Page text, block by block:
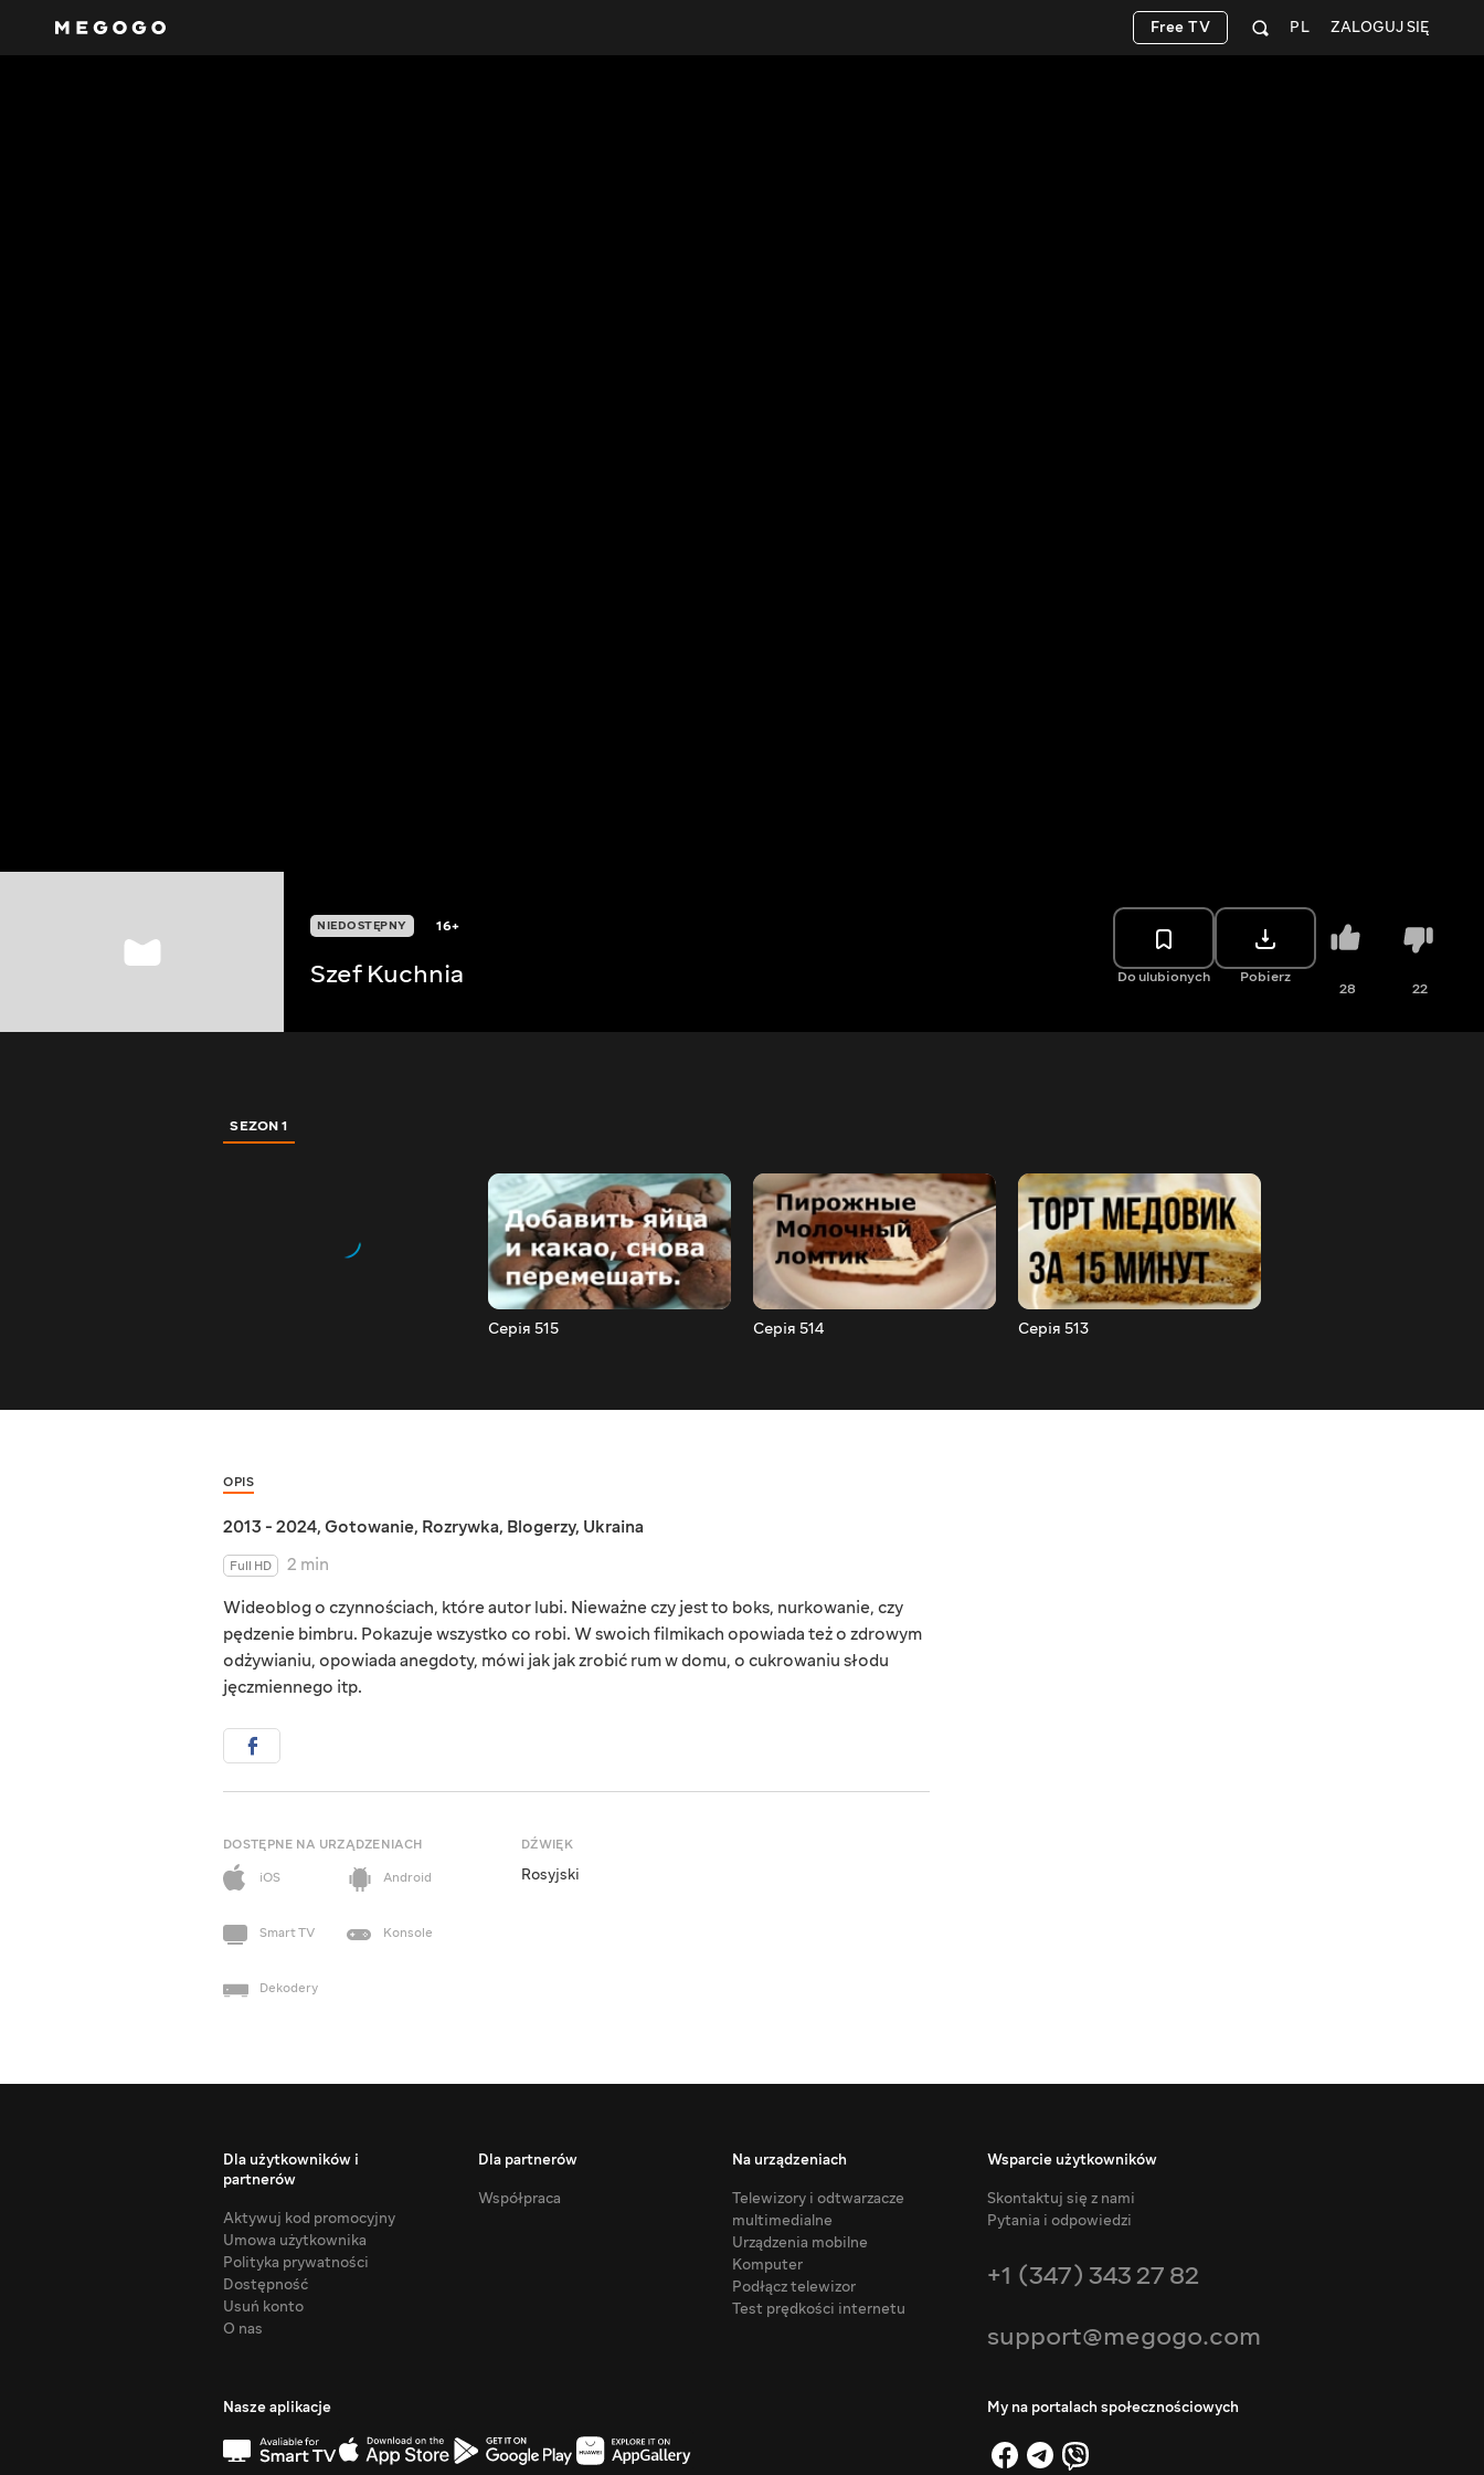
ZALOGUJ SIĘ
PL
Free TV
NIEDOSTĘPNY 16+
Szef Kuchnia Do ulubionych Pobierz
28 22
SEZON 1
Серія 515 Серія 514 Серія 513
OPIS
2013 - 2024, Gotowanie, Rozrywka, Blogerzy, Ukraina
Full HD
2 min
Wideoblog o czynnościach, które autor lubi. Nieważne czy jest to boks, nurkowanie, czy
pędzenie bimbru. Pokazuje wszystko co robi. W swoich filmikach opowiada też o zdrowym
odżywianiu, opowiada anegdoty, mówi jak jak zrobić rum w domu, o cukrowaniu słodu
jęczmiennego itp.
DOSTĘPNE NA URZĄDZENIACH
iOS
Android
Smart TV Konsole
Dekodery
DŹWIĘK
Rosyjski
Dla użytkowników i
partnerów
Aktywuj kod promocyjny
Umowa użytkownika
Polityka prywatności
Dostępność
Usuń konto
O nas
Dla partnerów
Współpraca
Na urządzeniach
Telewizory i odtwarzacze
multimedialne
Urządzenia mobilne
Komputer
Podłącz telewizor
Test prędkości internetu
Wsparcie użytkowników
Skontaktuj się z nami
Pytania i odpowiedzi
+1 (347) 343 27 82
support@megogo.com
Nasze aplikacje My na portalach społecznościowych